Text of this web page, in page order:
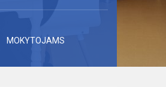
MOKYTOJAMS